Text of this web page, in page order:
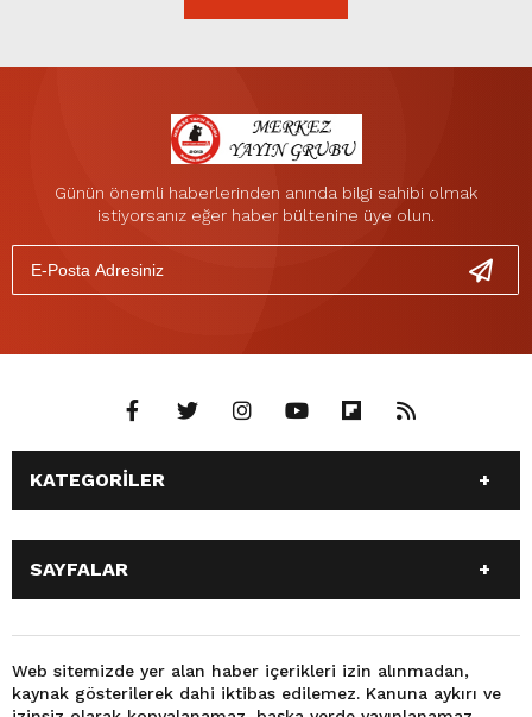
Günün önemli haberlerinden anında bilgi sahibi olmak
istiyorsanız eğer haber bültenine üye olun.
KATEGORİLER
ANASAYFA
GÜNDEM
SİYASET
SPOR
EKONOMİ
TEKNOLOJİ
3. SAYFA
BÜYÜKŞEHİR BELEDİYESİ
DÜNYA
FOTO GALERİ
KÜLTÜR SANAT
SAYFALAR
SİYASET
EĞİTİM
SPOR
EKONOMİ
Web sitemizde yer alan haber içerikleri izin alınmadan,
kaynak gösterilerek dahi iktibas edilemez. Kanuna aykırı ve